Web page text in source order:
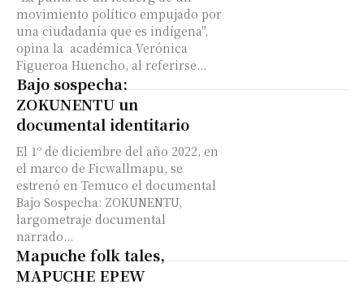
movimiento político empujado por
una ciudadanía que es indígena",
opina la académica Verónica
Figueroa Huencho, al referirse...
Bajo sospecha:
ZOKUNENTU un
documental identitario
El 1º de diciembre del año 2022, en
el marco de Ficwallmapu, se
estrenó en Temuco el documental
Bajo Sospecha: ZOKUNENTU,
largometraje documental
narrado...
Mapuche folk tales,
MAPUCHE EPEW